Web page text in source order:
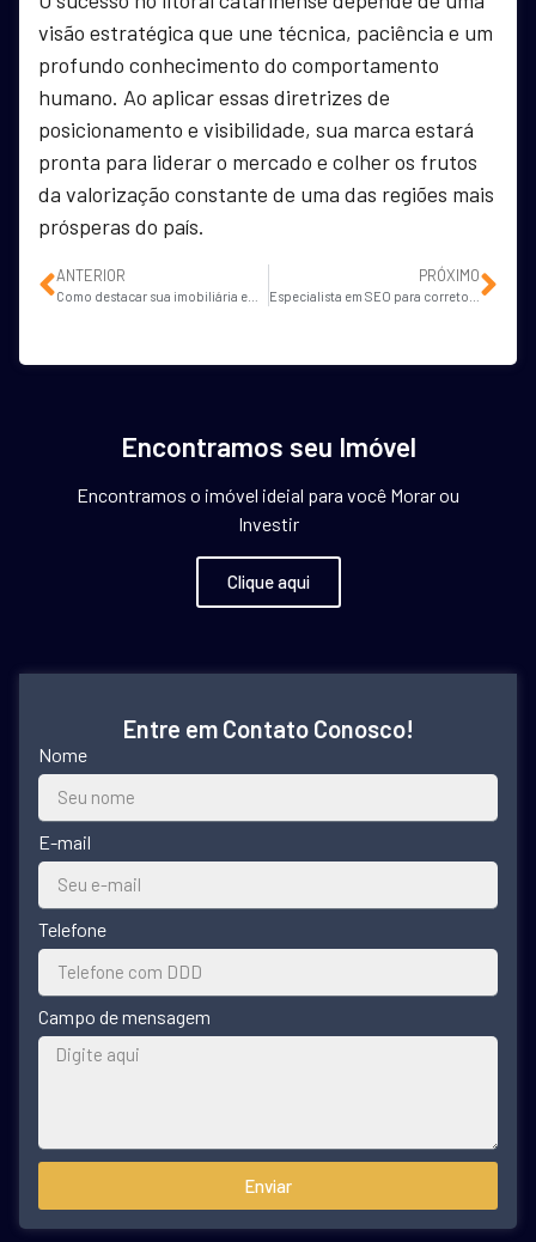
visão estratégica que une técnica, paciência e um
profundo conhecimento do comportamento
humano. Ao aplicar essas diretrizes de
posicionamento e visibilidade, sua marca estará
pronta para liderar o mercado e colher os frutos
da valorização constante de uma das regiões mais
prósperas do país.
ANTERIOR PRÓXIMO
Encontramos seu Imóvel
Encontramos o imóvel ideial para você Morar ou
Investir
Clique aqui
Entre em Contato Conosco!
Nome
E-mail
Telefone
Campo de mensagem
Enviar